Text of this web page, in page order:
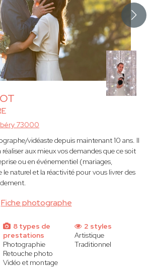
Fiche photographe
73000
vidéaste depuis maintenant 10 ans. Il
aux mieux vos demandes que ce soit
ou en événementiel (mariages,
naturel et la réactivité pour vous livrer des
8 types de
prestations
Photographie
Retouche photo
Vidéo et montage
2 styles
Artistique
Traditionnel